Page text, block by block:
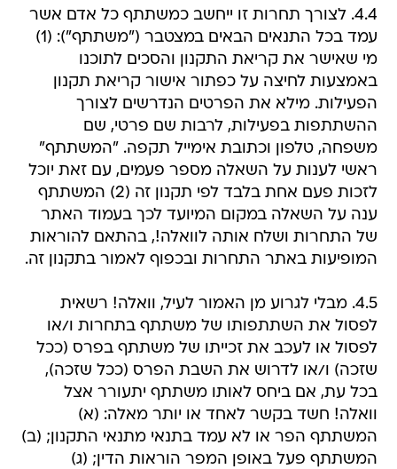
4.4. לצורך תחרות זו ייחשב כמשתתף כל אדם אשר
עמד בכל התנאים הבאים במצטבר ("משתתף"): (1)
מי שאישר את קריאת התקנון והסכים לתוכנו
באמצעות לחיצה על כפתור אישור קריאת תקנון
הפעילות. מילא את הפרטים הנדרשים לצורך
ההשתתפות בפעילות, לרבות שם פרטי, שם
משפחה, טלפון וכתובת אימייל תקפה. "המשתתף"
ראשי לענות על השאלה מספר פעמים, עם זאת יוכל
לזכות פעם אחת בלבד לפי תקנון זה (2) המשתתף
ענה על השאלה במקום המיועד לכך בעמוד האתר
של התחרות ושלח אותה לוואלה!, בהתאם להוראות
המופיעות באתר התחרות ובכפוף לאמור בתקנון זה.
4.5. מבלי לגרוע מן האמור לעיל, וואלה! רשאית
לפסול את השתתפותו של משתתף בתחרות ו/או
לפסול או לעכב את זכייתו של משתתף בפרס (ככל
שזכה) ו/או לדרוש את השבת הפרס (ככל שזכה),
בכל עת, אם ביחס לאותו משתתף יתעורר אצל
וואלה! חשד בקשר לאחד או יותר מאלה: (א)
המשתתף הפר או לא עמד בתנאי מתנאי התקנון; (ב)
המשתתף פעל באופן המפר הוראות הדין; (ג)